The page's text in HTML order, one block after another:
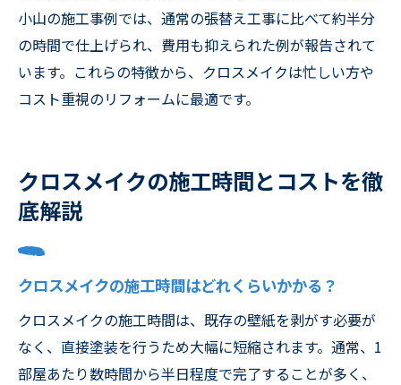
小山の施工事例では、通常の張替え工事に比べて約半分
の時間で仕上げられ、費用も抑えられた例が報告されて
います。これらの特徴から、クロスメイクは忙しい方や
コスト重視のリフォームに最適です。
クロスメイクの施工時間とコストを徹
底解説
クロスメイクの施工時間はどれくらいかかる？
クロスメイクの施工時間は、既存の壁紙を剥がす必要が
なく、直接塗装を行うため大幅に短縮されます。通常、1
部屋あたり数時間から半日程度で完了することが多く、